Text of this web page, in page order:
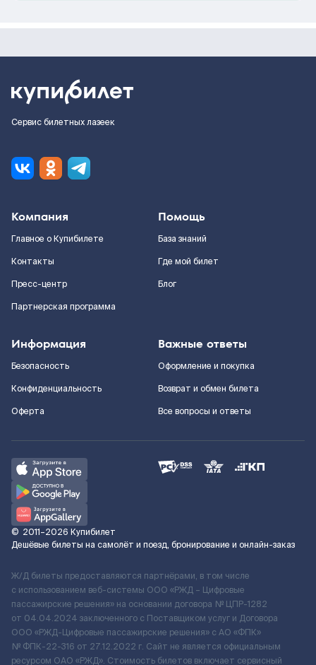
Сервис билетных лазеек
Компания
Главное о Купибилете
Контакты
Пресс-центр
Партнерская программа
Помощь
База знаний
Где мой билет
Блог
Информация
Безопасность
Конфиденциальность
Оферта
Важные ответы
Оформление и покупка
Возврат и обмен билета
Все вопросы и ответы
© 2011–2026 Купибилет
Дешёвые билеты на самолёт и поезд, бронирование и онлайн-заказ
Ж/Д билеты предоставляются партнёрами, в том числе
с использованием веб-системы ООО «РЖД – Цифровые
пассажирские решения» на основании договора № ЦПР-1282
от 04.04.2024 заключенного с Поставщиком услуг и Договора
ООО «РЖД-Цифровые пассажирские решения» c АО «ФПК»
№ ФПК-22-316 от 27.12.2022 г. Сайт не является официальным
ресурсом ОАО «РЖД». Стоимость билетов включает сервисный